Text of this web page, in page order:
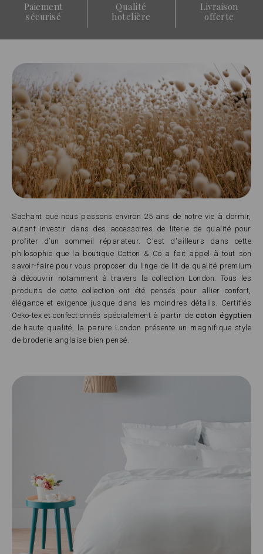
Paiement
sécurisé
Qualité
hotelière
Livraison
offerte
Sachant que nous passons environ 25 ans de notre vie à dormir,
autant investir dans des accessoires de literie de qualité pour
profiter d’un sommeil réparateur. C'est d'ailleurs dans cette
philosophie que la boutique Cotton & Co a fait appel à tout son
savoir-faire pour vous proposer du linge de lit de qualité premium
à découvrir notamment à travers la collection London. Tous les
produits de cette collection ont été pensés pour allier confort,
élégance et exigence jusque dans les moindres détails. Certifiés
Oeko-tex et confectionnés spécialement à partir de coton égyptien
de haute qualité, la parure London présente un magnifique style
de broderie anglaise bien pensé.